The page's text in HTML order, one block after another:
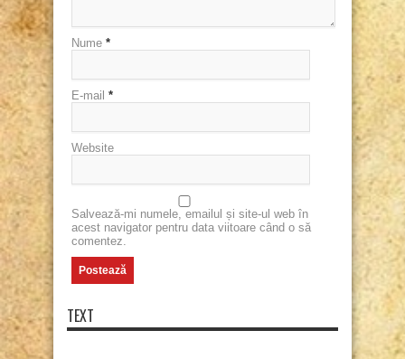
Nume *
E-mail *
Website
Salvează-mi numele, emailul și site-ul web în
acest navigator pentru data viitoare când o să
comentez.
TEXT